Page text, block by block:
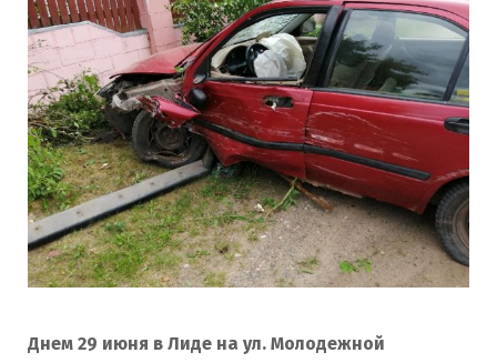
Днем 29 июня в Лиде на ул. Молодежной